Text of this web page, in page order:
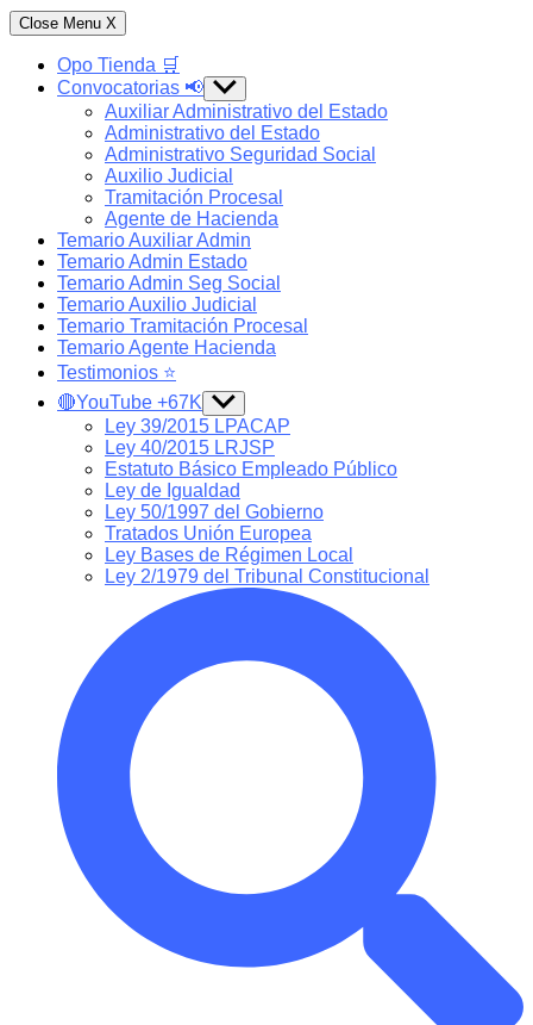
Close Menu X
Opo Tienda 🛒
Convocatorias 📢 Show
sub
menu
Auxiliar Administrativo del Estado
Administrativo del Estado
Administrativo Seguridad Social
Auxilio Judicial
Tramitación Procesal
Agente de Hacienda
Temario Auxiliar Admin
Temario Admin Estado
Temario Admin Seg Social
Temario Auxilio Judicial
Temario Tramitación Procesal
Temario Agente Hacienda
Testimonios ⭐️
🔴YouTube +67K Show
sub
menu
Ley 39/2015 LPACAP
Ley 40/2015 LRJSP
Estatuto Básico Empleado Público
Ley de Igualdad
Ley 50/1997 del Gobierno
Tratados Unión Europea
Ley Bases de Régimen Local
Ley 2/1979 del Tribunal Constitucional